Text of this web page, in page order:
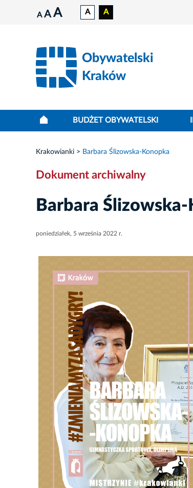
A A A A A
Obywatelski
Kraków
BUDŻET OBYWATELSKI
Krakowianki Barbara Ślizowska-Konopka
Dokument archiwalny
Barbara
poniedziałek, 5 września 2022 r.